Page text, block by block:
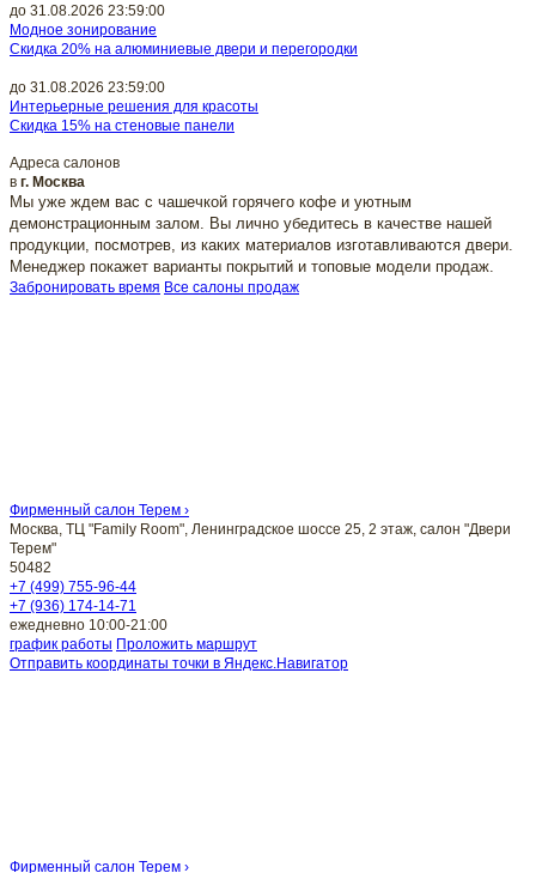
до 31.08.2026 23:59:00
Модное зонирование
Скидка 20% на алюминиевые двери и перегородки
до 31.08.2026 23:59:00
Интерьерные решения для красоты
Скидка 15% на стеновые панели
Адреса салонов
в г. Москва
Мы уже ждем вас с чашечкой горячего кофе и уютным
демонстрационным залом. Вы лично убедитесь в качестве нашей
продукции, посмотрев, из каких материалов изготавливаются двери.
Менеджер покажет варианты покрытий и топовые модели продаж.
Забронировать время Все салоны продаж
Фирменный салон Терем ›
Москва, ТЦ "Family Room", Ленинградское шоссе 25, 2 этаж, салон "Двери
Терем"
50482
+7 (499) 755-96-44
+7 (936) 174-14-71
ежедневно 10:00-21:00
график работы Проложить маршрут
Отправить координаты точки в Яндекс.Навигатор
Фирменный салон Терем ›